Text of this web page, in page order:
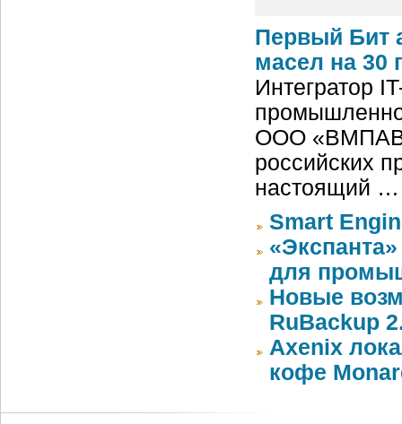
Первый Бит
масел на 30
Интегратор
ООО
российских
настоящий …
Smart
для
Новые
RuBackup
Axenix
кофе